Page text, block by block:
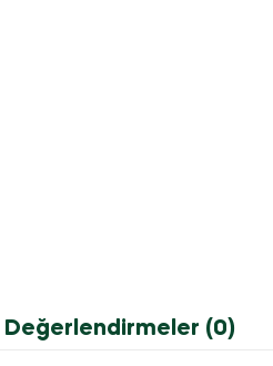
Değerlendirmeler (0)